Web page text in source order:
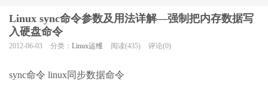
Linux sync命令参数及用法详解—强制把内存数据写
入硬盘命令
2012-06-03 分类： Linux运维 阅读(435) 评论(0)
sync命令 linux同步数据命令